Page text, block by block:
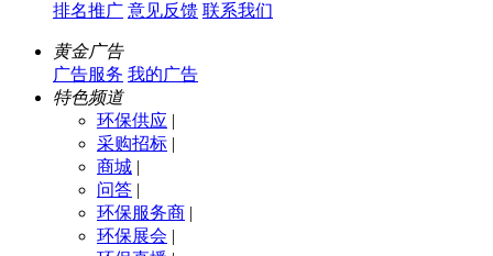
排名推广 意见反馈 联系我们
黄金广告
广告服务 我的广告
特色频道
环保供应 |
采购招标 |
商城 |
问答 |
环保服务商 |
环保展会 |